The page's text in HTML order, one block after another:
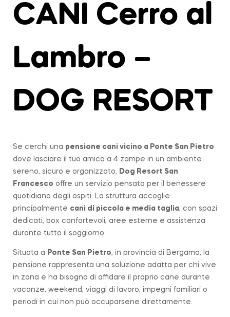
CANI Cerro al
Lambro –
DOG RESORT
Se cerchi una pensione cani vicino a Ponte San Pietro
dove lasciare il tuo amico a 4 zampe in un ambiente
sereno, sicuro e organizzato, Dog Resort San
Francesco offre un servizio pensato per il benessere
quotidiano degli ospiti. La struttura accoglie
principalmente cani di piccola e media taglia, con spazi
dedicati, box confortevoli, aree esterne e assistenza
durante tutto il soggiorno.
Situata a Ponte San Pietro, in provincia di Bergamo, la
pensione rappresenta una soluzione adatta per chi vive
in zona e ha bisogno di affidare il proprio cane durante
vacanze, weekend, viaggi di lavoro, impegni familiari o
periodi in cui non può occuparsene direttamente.